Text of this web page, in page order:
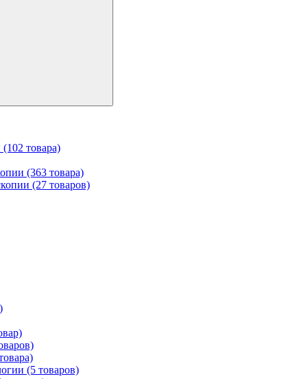
товара)
(363 товара)
(27 товаров)
(5 товаров)